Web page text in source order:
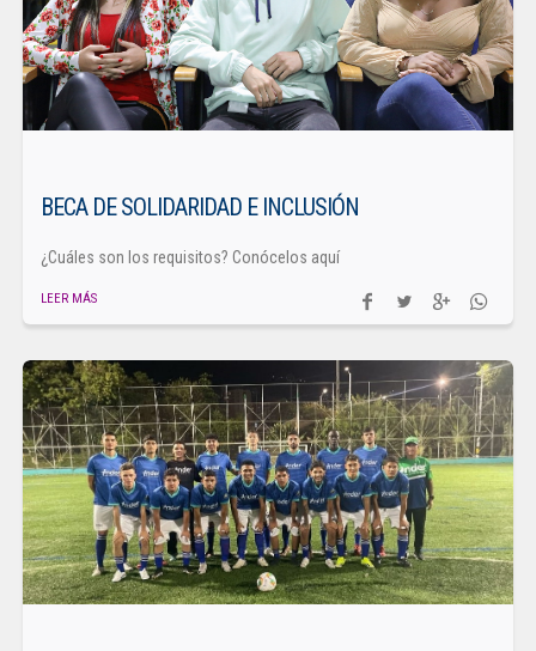
BECA DE SOLIDARIDAD E INCLUSIÓN
¿Cuáles son los requisitos? Conócelos aquí
LEER MÁS